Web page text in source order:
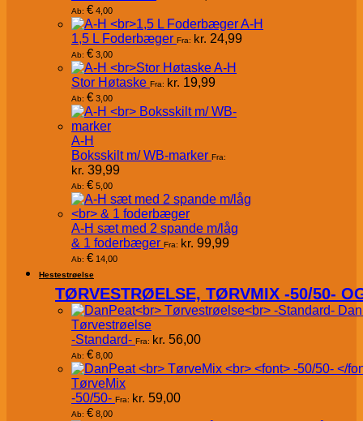
Ab: € 4,00
A-H
1,5 L Foderbæger Fra: kr. 24,99
Ab: € 3,00
A-H
Stor Høtaske Fra: kr. 19,99
Ab: € 3,00
A-H
Boksskilt m/ WB-marker Fra:
kr. 39,99
Ab: € 5,00
A-H sæt med 2 spande m/låg
& 1 foderbæger Fra: kr. 99,99
Ab: € 14,00
Hestestrøelse
TØRVESTRØELSE, TØRVMIX -50/50-
Tørvestrøelse
-Standard- Fra: kr. 56,00
Ab: € 8,00
TørveMix
-50/50- Fra: kr. 59,00
Ab: € 8,00